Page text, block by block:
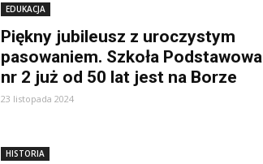
EDUKACJA
Piękny jubileusz z uroczystym
pasowaniem. Szkoła Podstawowa
nr 2 już od 50 lat jest na Borze
23 listopada 2024
HISTORIA